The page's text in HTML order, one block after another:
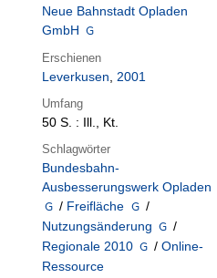
Neue Bahnstadt Opladen
GmbH
Erschienen
Leverkusen, 2001
Umfang
50 S. : Ill., Kt.
Schlagwörter
Bundesbahn-
Ausbesserungswerk Opladen
/ Freifläche
/
Nutzungsänderung
/
Regionale 2010
/ Online-
Ressource